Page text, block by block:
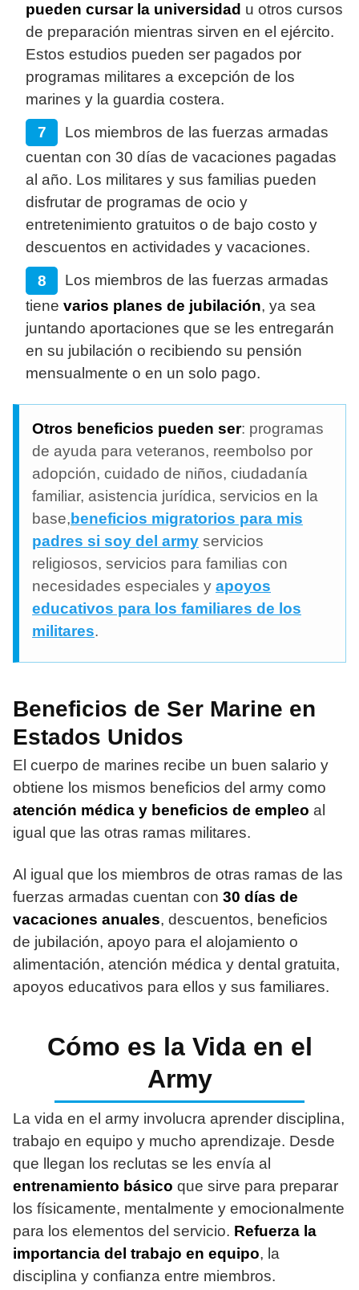
pueden cursar la universidad u otros cursos
de preparación mientras sirven en el ejército.
Estos estudios pueden ser pagados por
programas militares a excepción de los
marines y la guardia costera.
Los miembros de las fuerzas armadas
cuentan con 30 días de vacaciones pagadas
al año. Los militares y sus familias pueden
disfrutar de programas de ocio y
entretenimiento gratuitos o de bajo costo y
descuentos en actividades y vacaciones.
Los miembros de las fuerzas armadas
tiene varios planes de jubilación, ya sea
juntando aportaciones que se les entregarán
en su jubilación o recibiendo su pensión
mensualmente o en un solo pago.
Otros beneficios pueden ser: programas
de ayuda para veteranos, reembolso por
adopción, cuidado de niños, ciudadanía
familiar, asistencia jurídica, servicios en la
base,beneficios migratorios para mis
padres si soy del army servicios
religiosos, servicios para familias con
necesidades especiales y apoyos
educativos para los familiares de los
militares.
Beneficios de Ser Marine en
Estados Unidos
El cuerpo de marines recibe un buen salario y
obtiene los mismos beneficios del army como
atención médica y beneficios de empleo al
igual que las otras ramas militares.
Al igual que los miembros de otras ramas de las
fuerzas armadas cuentan con 30 días de
vacaciones anuales, descuentos, beneficios
de jubilación, apoyo para el alojamiento o
alimentación, atención médica y dental gratuita,
apoyos educativos para ellos y sus familiares.
Cómo es la Vida en el
Army
La vida en el army involucra aprender disciplina,
trabajo en equipo y mucho aprendizaje. Desde
que llegan los reclutas se les envía al
entrenamiento básico que sirve para preparar
los físicamente, mentalmente y emocionalmente
para los elementos del servicio. Refuerza la
importancia del trabajo en equipo, la
disciplina y confianza entre miembros.